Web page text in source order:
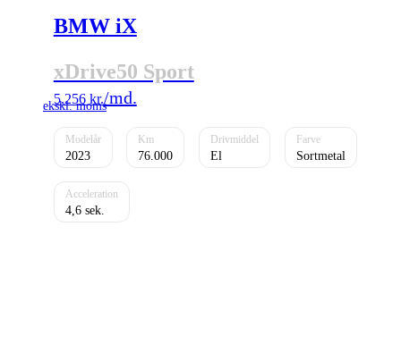
BMW iX
xDrive50 Sport
5.256 kr.
2023 76.000 El Sortmetal
4,6